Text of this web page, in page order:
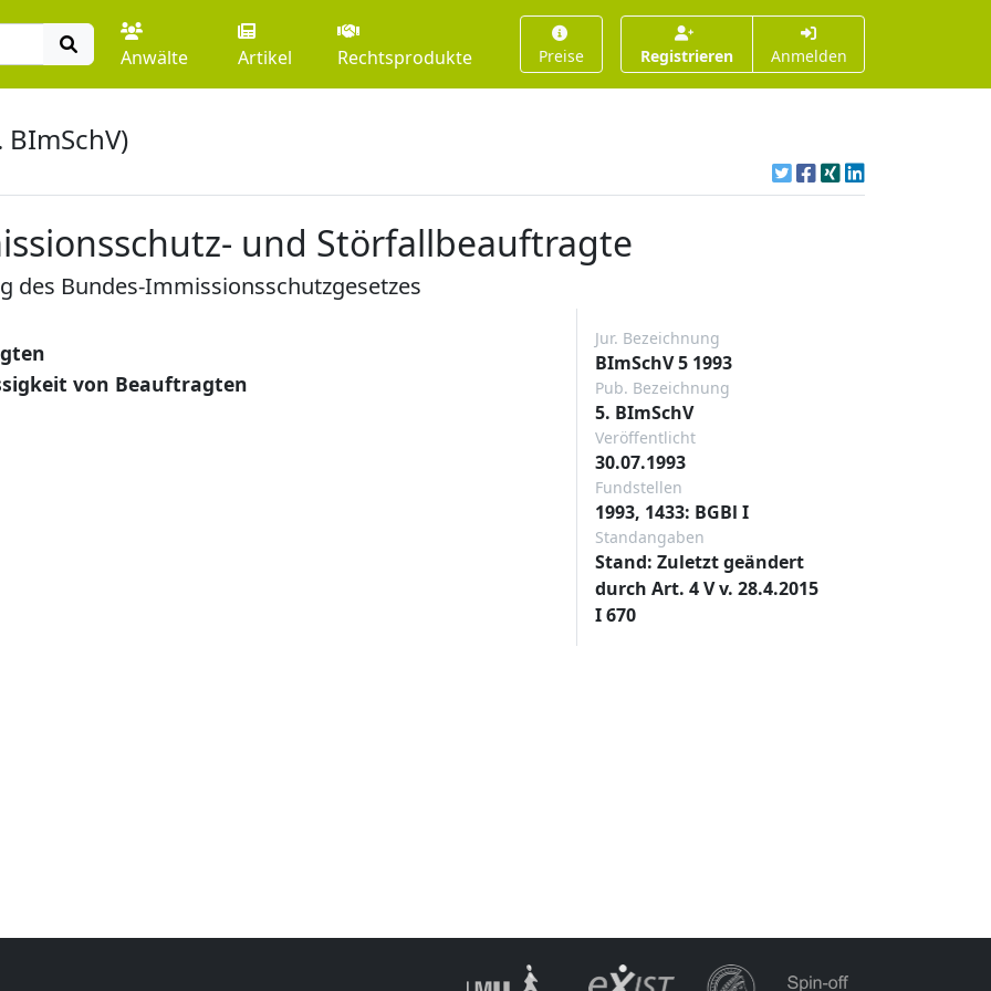
Anwälte Artikel Rechtsprodukte Preise Registrieren Anmelden
BImSchV)
und Störfallbeauftragte
des Bundes-Immissionsschutzgesetzes
von Beauftragten
Jur. Bezeichnung
BImSchV 5 1993
Pub. Bezeichnung
5. BImSchV
Veröffentlicht
30.07.1993
Fundstellen
1993, 1433: BGBl I
Standangaben
Stand: Zuletzt geändert
durch Art. 4 V v. 28.4.2015
I 670